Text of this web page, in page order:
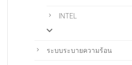
INTEL
ระบบระบายความร้อน